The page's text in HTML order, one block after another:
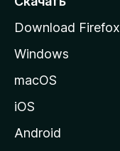
а
н
у
M
Download Firefox
Windows
macOS
iOS
Android